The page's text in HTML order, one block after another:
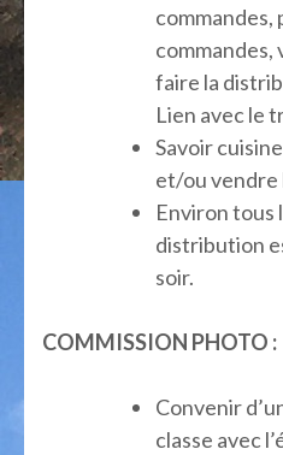
commandes,
commandes,
faire la
Lien avec le
Savoir
et/ou vendre
Environ tous
distribution
soir.
COMMISSION PHOTO :
Convenir
classe avec